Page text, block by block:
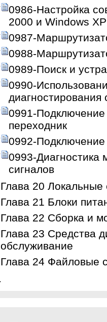
0986-Настройка
2000 и Windows XP
0987-
0988-
0989-Поиск и
0990-
диагностирования
0991-
переходник
0992-
0993-
сигналов
Глава 20 Локальные
Глава 21 Блоки
Глава 22 Сборка и
Глава 23 Средства
обслуживание
Глава 24 Файловые